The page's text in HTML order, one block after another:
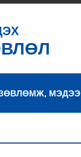
МЭДЭЭ